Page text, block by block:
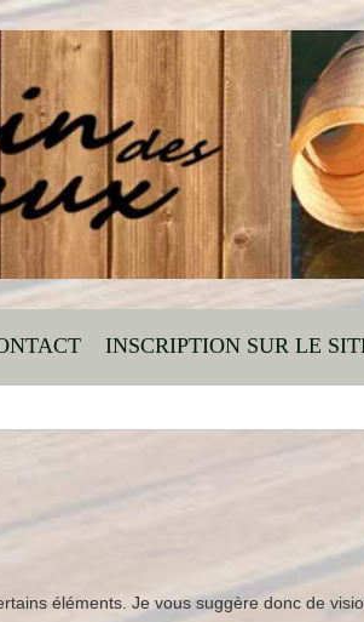
INSCRIPTION SUR LE
éléments. Je vous suggère donc de